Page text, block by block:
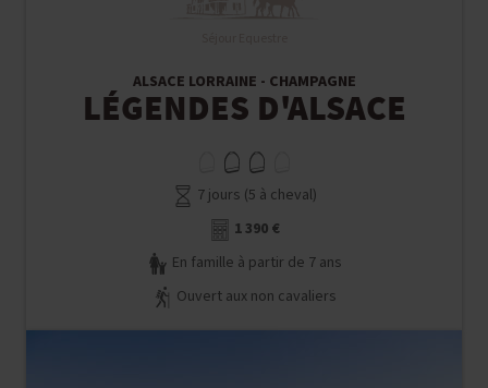
ALSACE LORRAINE - CHAMPAGNE
LÉGENDES D'ALSACE
7 jours (5 à cheval)
1 390 €
En famille à partir de 7 ans
Ouvert aux non cavaliers